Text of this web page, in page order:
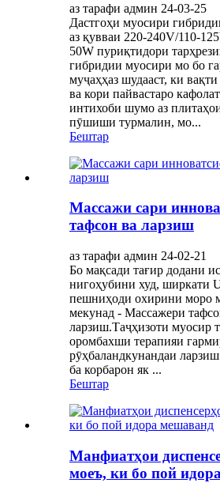
аз тарафи админ 24-03-25
Дастгоҳи муосири
аз қувваи 220-240V/110-
50W пуриқтидори
гибридии муосири мо бо
муҷаҳҳаз шудааст, ки
ва кори пайвастаро
интихоби шумо аз
пӯшиши турмалин, мо...
Бештар
Массажи сари
тафсон ва ларзиш
аз тарафи админ 24-02-21
Бо мақсади тағир додани
нигоҳубини худ, ширкати
пешниҳоди охирини моро
мекунад - Массажери
ларзиш.Таҷҳизоти муосир
оромбахши терапияи
рӯҳбаландкунандаи
ба корбарон як ...
Бештар
Манфиатҳои
моеъ, ки бо пой